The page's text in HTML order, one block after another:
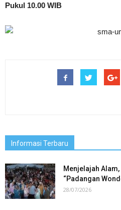
Pukul 10.00 WIB
Informasi Terbaru
Menjelajah
“Padangan
28/07/2026